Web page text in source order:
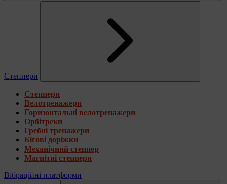
Степпери
Степпери
Велотренажери
Горизонтальні велотренажери
Орбітреки
Гребні тренажери
Бігові доріжки
Механічний степпер
Магнітні степпери
Вібраційні платформи